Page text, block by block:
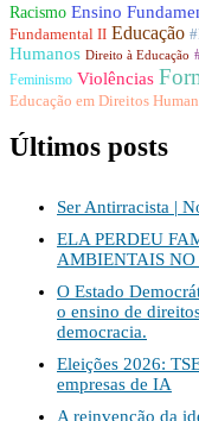
Racismo Ensino
Fundamental II Educação
Humanos Direito à Educação
Feminismo Violências
Educação em Direitos
Últimos posts
Ser Antirracista |
ELA PERDEU
AMBIENTAIS NO
O Estado
o ensino de
democracia.
Eleições 2026:
empresas de IA
A reinvenção da